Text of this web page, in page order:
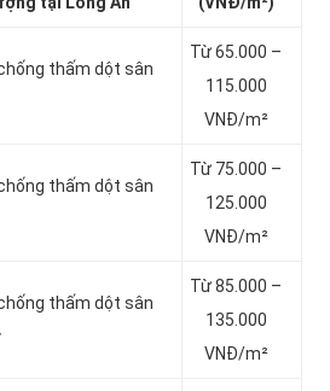
thấm dột sân
Từ 65.000 –
115.000
VNĐ/m²
thấm dột sân
Từ 75.000 –
125.000
VNĐ/m²
thấm dột sân
Từ 85.000 –
135.000
VNĐ/m²